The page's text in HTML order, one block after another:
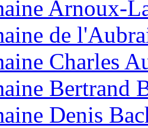
Arnoux-
de
Charles
Bertrand
Denis